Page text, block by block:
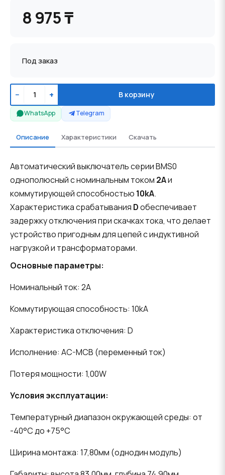
8 975 ₸
Под заказ
− + В корзину
WhatsApp Telegram
Описание Характеристики Скачать
Автоматический выключатель серии BMS0
однополюсный с номинальным током 2Aи
коммутирующей способностью 10kA.
Характеристика срабатывания Dобеспечивает
задержку отключения при скачках тока, что делает
устройство пригодным для цепей с индуктивной
нагрузкой и трансформаторами.
Основные параметры:
Номинальный ток: 2A
Коммутирующая способность: 10kA
Характеристика отключения: D
Исполнение: AC-MCB (переменный ток)
Потеря мощности: 1,00W
Условия эксплуатации:
Температурный диапазон окружающей среды: от
-40°C до +75°C
Ширина монтажа: 17,80мм (однодин модуль)